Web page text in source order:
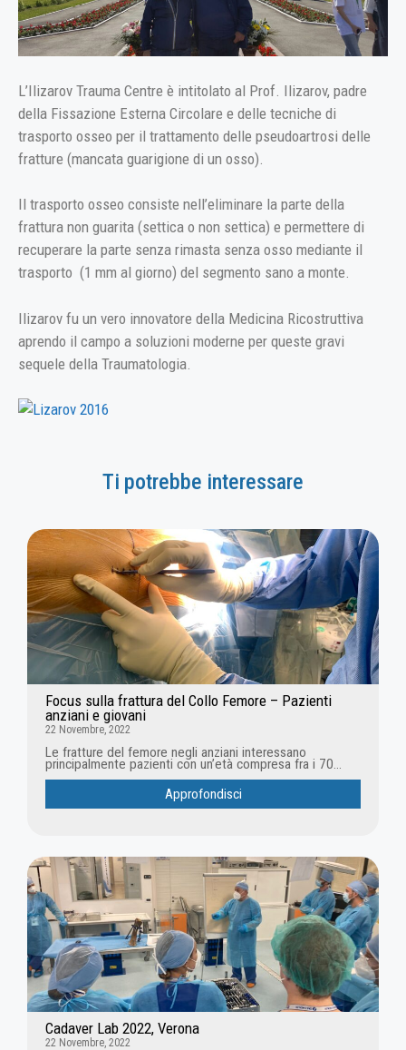
L’Ilizarov Trauma Centre è intitolato al Prof. Ilizarov, padre
della Fissazione Esterna Circolare e delle tecniche di
trasporto osseo per il trattamento delle pseudoartrosi delle
fratture (mancata guarigione di un osso).
Il trasporto osseo consiste nell’eliminare la parte della
frattura non guarita (settica o non settica) e permettere di
recuperare la parte senza rimasta senza osso mediante il
trasporto (1 mm al giorno) del segmento sano a monte.
Ilizarov fu un vero innovatore della Medicina Ricostruttiva
aprendo il campo a soluzioni moderne per queste gravi
sequele della Traumatologia.
Ti potrebbe interessare
Focus sulla frattura del Collo Femore – Pazienti
anziani e giovani
22 Novembre, 2022
Le fratture del femore negli anziani interessano
principalmente pazienti con un’età compresa fra i 70...
Approfondisci
Cadaver Lab 2022, Verona
22 Novembre, 2022